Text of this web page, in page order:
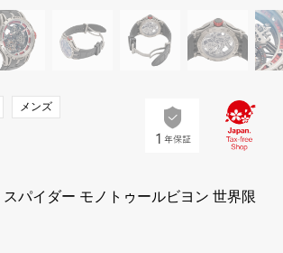
TAG HEUER
タグホイヤー
TABLE CLOCK
WATCH
ジウォッチ
リジナルジュエリー一覧へ
メンズ
パイダー モノトゥールビヨン 世界限